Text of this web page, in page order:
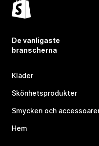
De vanligaste
branscherna
Kläder
Skönhetsprodukter
Smycken och
Hem